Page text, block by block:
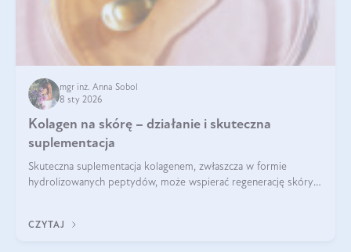
mgr inż. Anna Sobol
8 sty 2026
Kolagen na skórę – działanie i skuteczna
suplementacja
Skuteczna suplementacja kolagenem, zwłaszcza w formie
hydrolizowanych peptydów, może wspierać regenerację skóry i
CZYTAJ